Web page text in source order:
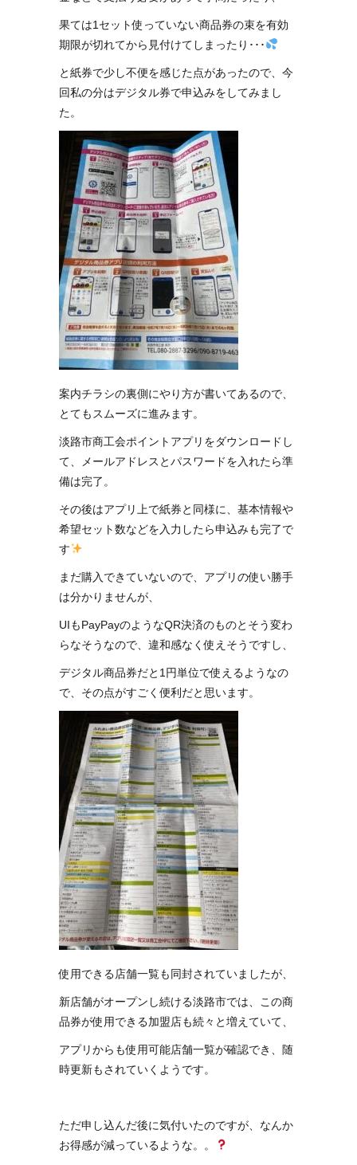
果ては1セット使っていない商品券の束を有効
期限が切れてから見付けてしまったり･･･
と紙券で少し不便を感じた点があったので、今
回私の分はデジタル券で申込みをしてみまし
た。
案内チラシの裏側にやり方が書いてあるので、
とてもスムーズに進みます。
淡路市商工会ポイントアプリをダウンロードし
て、メールアドレスとパスワードを入れたら準
備は完了。
その後はアプリ上で紙券と同様に、基本情報や
希望セット数などを入力したら申込みも完了で
す
まだ購入できていないので、アプリの使い勝手
は分かりませんが、
UIもPayPayのようなQR決済のものとそう変わ
らなそうなので、違和感なく使えそうですし、
デジタル商品券だと1円単位で使えるようなの
で、その点がすごく便利だと思います。
使用できる店舗一覧も同封されていましたが、
新店舗がオープンし続ける淡路市では、この商
品券が使用できる加盟店も続々と増えていて、
アプリからも使用可能店舗一覧が確認でき、随
時更新もされていくようです。
ただ申し込んだ後に気付いたのですが、なんか
お得感が減っているような。。